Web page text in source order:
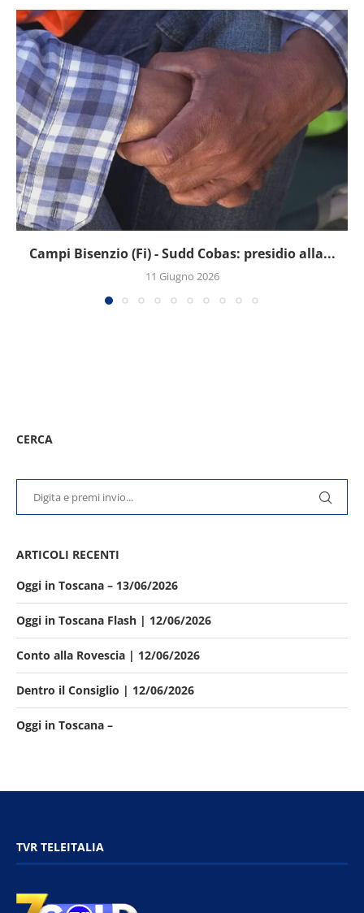
Campi Bisenzio (Fi) - Sudd Cobas: presidio alla...
11 Giugno 2026
CERCA
ARTICOLI RECENTI
Oggi in Toscana – 13/06/2026
Oggi in Toscana Flash | 12/06/2026
Conto alla Rovescia | 12/06/2026
Dentro il Consiglio | 12/06/2026
Oggi in Toscana –
TVR TELEITALIA